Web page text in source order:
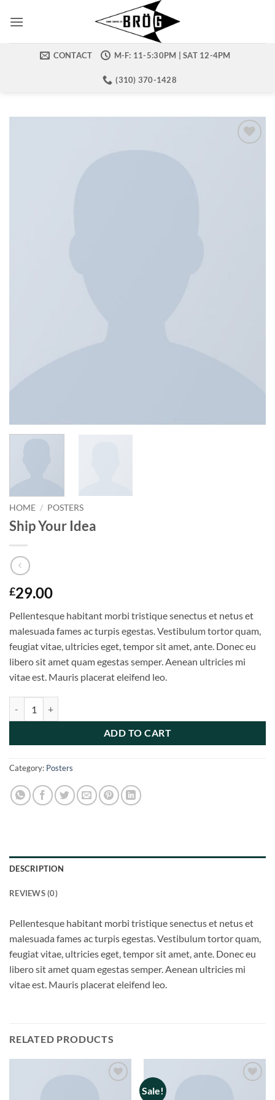
CONTACT M-F: 11-5:30PM | SAT 12-4PM
(310) 370-1428
HOME / POSTERS
Ship Your Idea
£29.00
Pellentesque habitant morbi tristique senectus et netus et
malesuada fames ac turpis egestas. Vestibulum tortor quam,
feugiat vitae, ultricies eget, tempor sit amet, ante. Donec eu
libero sit amet quam egestas semper. Aenean ultricies mi
vitae est. Mauris placerat eleifend leo.
ADD TO CART
Category: Posters
DESCRIPTION
REVIEWS (0)
Pellentesque habitant morbi tristique senectus et netus et
malesuada fames ac turpis egestas. Vestibulum tortor quam,
feugiat vitae, ultricies eget, tempor sit amet, ante. Donec eu
libero sit amet quam egestas semper. Aenean ultricies mi
vitae est. Mauris placerat eleifend leo.
RELATED PRODUCTS
Sale!